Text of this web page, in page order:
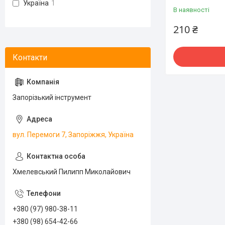
В наявності
210 ₴
Україна 1
Запорізький інструмент
вул. Перемоги 7, Запоріжжя, Україна
Хмелевський Пилипп Миколайович
+380 (97) 980-38-11
+380 (98) 654-42-66